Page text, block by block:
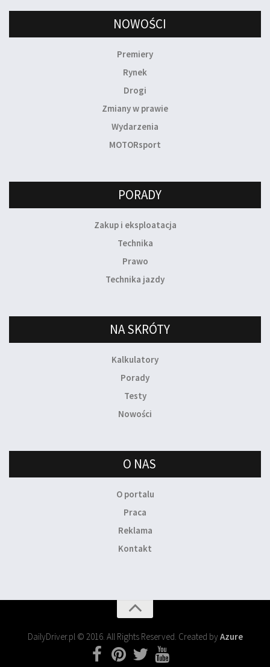
NOWOŚCI
Premiery
Rynek
Drogi
Zmiany w prawie
Wydarzenia
MOTORsport
PORADY
Zakup i eksploatacja
Technika
Prawo
Technika jazdy
NA SKRÓTY
Kalkulatory
Porady
Testy
Nowości
O NAS
O portalu
Praca
Reklama
Kontakt
DailyDriver.pl © 2016. All Rights Reserved. Created byAzure